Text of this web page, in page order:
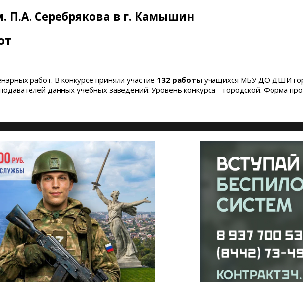
П.А. Серебрякова в г. Камышин
работ. В конкурсе приняли участие 132 работы учащихся МБУ ДО ДШИ
данных учебных заведений. Уровень конкурса – городской. Форма